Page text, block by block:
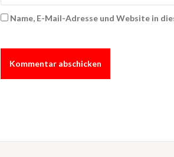
Name, E-Mail-Adresse und Website in